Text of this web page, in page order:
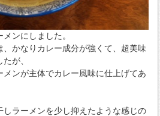
ンにしました。
かなりカレー成分が強くて、超美味
が、
ンが主体でカレー風味に仕上げてあ
ラーメンを少し抑えたような感じの